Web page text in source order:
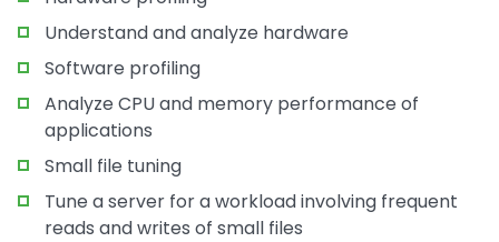
Understand and analyze hardware
Software profiling
Analyze CPU and memory performance of
applications
Small file tuning
Tune a server for a workload involving frequent
reads and writes of small files